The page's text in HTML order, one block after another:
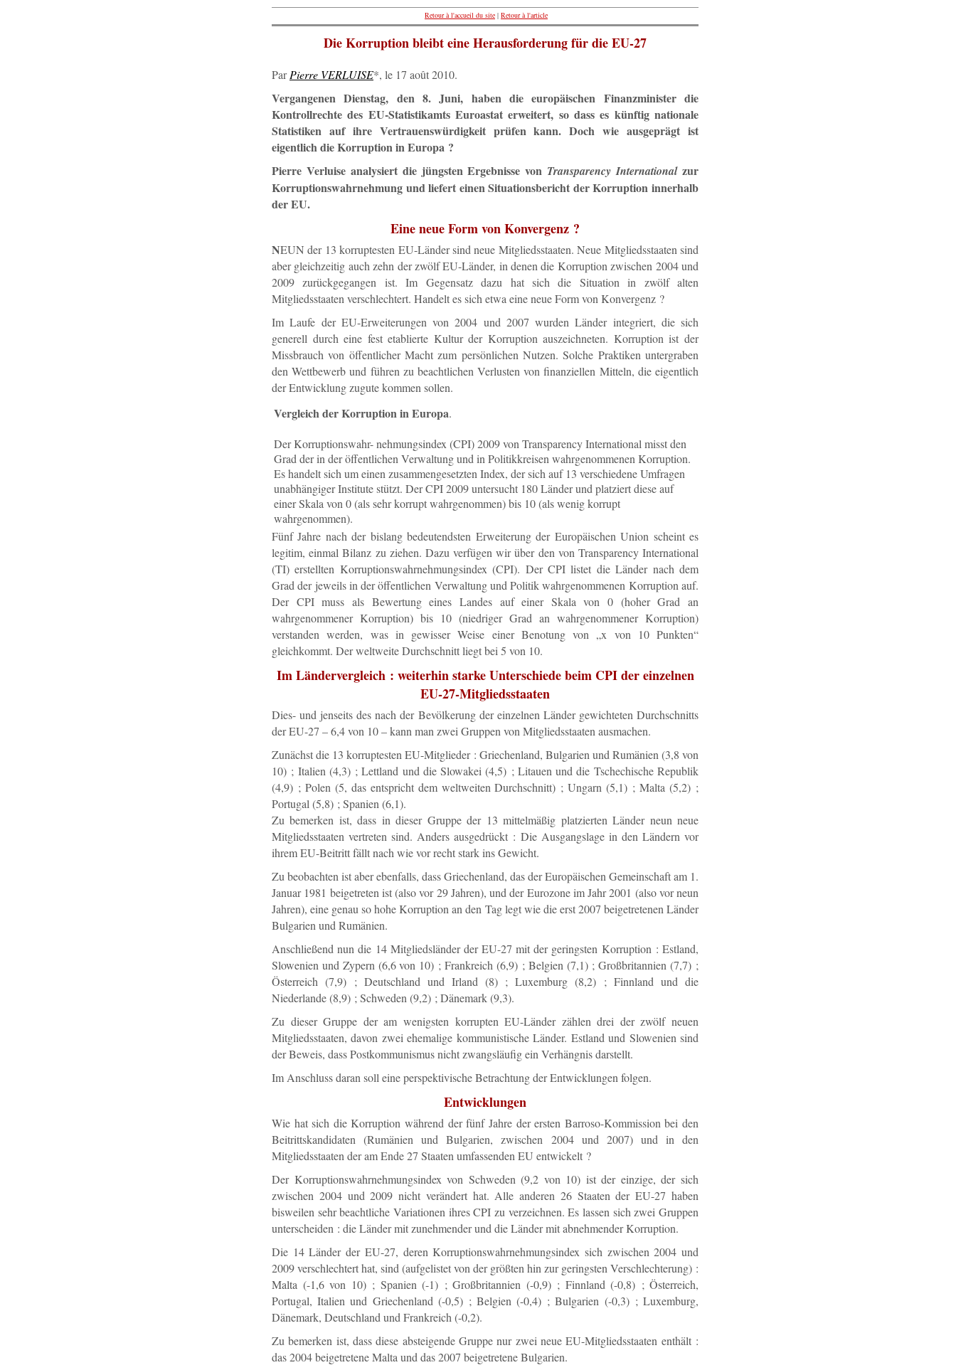
Retour à l'accueil du site | Retour à l'article
Die Korruption bleibt eine Herausforderung für die EU-27
ParPierre VERLUISE*, le 17 août 2010.
Vergangenen Dienstag, den 8. Juni, haben die europäischen Finanzminister die
Kontrollrechte des EU-Statistikamts Euroastat erweitert, so dass es künftig nationale
Statistiken auf ihre Vertrauenswürdigkeit prüfen kann. Doch wie ausgeprägt ist
eigentlich die Korruption in Europa ?
Pierre Verluise analysiert die jüngsten Ergebnisse von Transparency Internationalzur
Korruptionswahrnehmung und liefert einen Situationsbericht der Korruption innerhalb
der EU.
Eine neue Form von Konvergenz ?
NEUN der 13 korruptesten EU-Länder sind neue Mitgliedsstaaten. Neue Mitgliedsstaaten sind
aber gleichzeitig auch zehn der zwölf EU-Länder, in denen die Korruption zwischen 2004 und
2009 zurückgegangen ist. Im Gegensatz dazu hat sich die Situation in zwölf alten
Mitgliedsstaaten verschlechtert. Handelt es sich etwa eine neue Form von Konvergenz ?
Im Laufe der EU-Erweiterungen von 2004 und 2007 wurden Länder integriert, die sich
generell durch eine fest etablierte Kultur der Korruption auszeichneten. Korruption ist der
Missbrauch von öffentlicher Macht zum persönlichen Nutzen. Solche Praktiken untergraben
den Wettbewerb und führen zu beachtlichen Verlusten von finanziellen Mitteln, die eigentlich
der Entwicklung zugute kommen sollen.
Vergleich der Korruption in Europa.
Der Korruptionswahr- nehmungsindex (CPI) 2009 von Transparency International misst den
Grad der in der öffentlichen Verwaltung und in Politikkreisen wahrgenommenen Korruption.
Es handelt sich um einen zusammengesetzten Index, der sich auf 13 verschiedene Umfragen
unabhängiger Institute stützt. Der CPI 2009 untersucht 180 Länder und platziert diese auf
einer Skala von 0 (als sehr korrupt wahrgenommen) bis 10 (als wenig korrupt
wahrgenommen).
Fünf Jahre nach der bislang bedeutendsten Erweiterung der Europäischen Union scheint es
legitim, einmal Bilanz zu ziehen. Dazu verfügen wir über den von Transparency International
(TI) erstellten Korruptionswahrnehmungsindex (CPI). Der CPI listet die Länder nach dem
Grad der jeweils in der öffentlichen Verwaltung und Politik wahrgenommenen Korruption auf.
Der CPI muss als Bewertung eines Landes auf einer Skala von 0 (hoher Grad an
wahrgenommener Korruption) bis 10 (niedriger Grad an wahrgenommener Korruption)
verstanden werden, was in gewisser Weise einer Benotung von „x von 10 Punkten“
gleichkommt. Der weltweite Durchschnitt liegt bei 5 von 10.
Im Ländervergleich : weiterhin starke Unterschiede beim CPI der einzelnen
EU-27-Mitgliedsstaaten
Dies- und jenseits des nach der Bevölkerung der einzelnen Länder gewichteten Durchschnitts
der EU-27 – 6,4 von 10 – kann man zwei Gruppen von Mitgliedsstaaten ausmachen.
Zunächst die 13 korruptesten EU-Mitglieder : Griechenland, Bulgarien und Rumänien (3,8 von
10) ; Italien (4,3) ; Lettland und die Slowakei (4,5) ; Litauen und die Tschechische Republik
(4,9) ; Polen (5, das entspricht dem weltweiten Durchschnitt) ; Ungarn (5,1) ; Malta (5,2) ;
Portugal (5,8) ; Spanien (6,1).
Zu bemerken ist, dass in dieser Gruppe der 13 mittelmäßig platzierten Länder neun neue
Mitgliedsstaaten vertreten sind. Anders ausgedrückt : Die Ausgangslage in den Ländern vor
ihrem EU-Beitritt fällt nach wie vor recht stark ins Gewicht.
Zu beobachten ist aber ebenfalls, dass Griechenland, das der Europäischen Gemeinschaft am 1.
Januar 1981 beigetreten ist (also vor 29 Jahren), und der Eurozone im Jahr 2001 (also vor neun
Jahren), eine genau so hohe Korruption an den Tag legt wie die erst 2007 beigetretenen Länder
Bulgarien und Rumänien.
Anschließend nun die 14 Mitgliedsländer der EU-27 mit der geringsten Korruption : Estland,
Slowenien und Zypern (6,6 von 10) ; Frankreich (6,9) ; Belgien (7,1) ; Großbritannien (7,7) ;
Österreich (7,9) ; Deutschland und Irland (8) ; Luxemburg (8,2) ; Finnland und die
Niederlande (8,9) ; Schweden (9,2) ; Dänemark (9,3).
Zu dieser Gruppe der am wenigsten korrupten EU-Länder zählen drei der zwölf neuen
Mitgliedsstaaten, davon zwei ehemalige kommunistische Länder. Estland und Slowenien sind
der Beweis, dass Postkommunismus nicht zwangsläufig ein Verhängnis darstellt.
Im Anschluss daran soll eine perspektivische Betrachtung der Entwicklungen folgen.
Entwicklungen
Wie hat sich die Korruption während der fünf Jahre der ersten Barroso-Kommission bei den
Beitrittskandidaten (Rumänien und Bulgarien, zwischen 2004 und 2007) und in den
Mitgliedsstaaten der am Ende 27 Staaten umfassenden EU entwickelt ?
Der Korruptionswahrnehmungsindex von Schweden (9,2 von 10) ist der einzige, der sich
zwischen 2004 und 2009 nicht verändert hat. Alle anderen 26 Staaten der EU-27 haben
bisweilen sehr beachtliche Variationen ihres CPI zu verzeichnen. Es lassen sich zwei Gruppen
unterscheiden : die Länder mit zunehmender und die Länder mit abnehmender Korruption.
Die 14 Länder der EU-27, deren Korruptionswahrnehmungsindex sich zwischen 2004 und
2009 verschlechtert hat, sind (aufgelistet von der größten hin zur geringsten Verschlechterung) :
Malta (-1,6 von 10) ; Spanien (-1) ; Großbritannien (-0,9) ; Finnland (-0,8) ; Österreich,
Portugal, Italien und Griechenland (-0,5) ; Belgien (-0,4) ; Bulgarien (-0,3) ; Luxemburg,
Dänemark, Deutschland und Frankreich (-0,2).
Zu bemerken ist, dass diese absteigende Gruppe nur zwei neue EU-Mitgliedsstaaten enthält :
das 2004 beigetretene Malta und das 2007 beigetretene Bulgarien.